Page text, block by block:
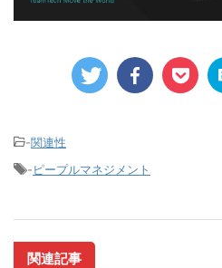
-関連性
-ピープルマネジメント
関連記事